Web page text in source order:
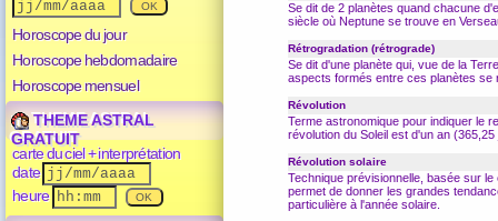
Horoscope du jour
Horoscope hebdomadaire
Horoscope mensuel
THEME ASTRAL
GRATUIT
carte du ciel + interprétation
date
heure
Se dit de 2 planètes quand chacune
siècle où Neptune se trouve en
Rétrogradation (rétrograde)
Se dit d'une planète qui, vue de la
aspects formés entre ces planètes se
Révolution
Terme astronomique pour indiquer le
révolution du Soleil est d'un an
Révolution solaire
Technique prévisionnelle, basée sur
permet de donner les grandes
particulière à l'année solaire.